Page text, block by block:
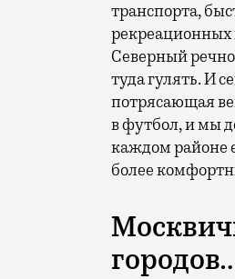
транспорта,
рекреационных
Северный
туда гулять. И
потрясающая
в футбол, и мы
каждом районе
более